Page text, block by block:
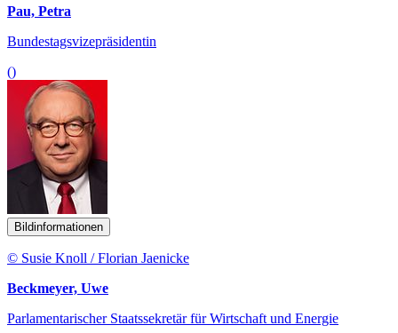
Pau, Petra
Bundestagsvizepräsidentin
()
Bildinformationen
© Susie Knoll / Florian Jaenicke
Beckmeyer, Uwe
Parlamentarischer Staatssekretär für Wirtschaft und Energie